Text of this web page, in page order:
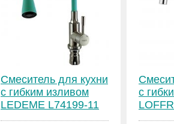
Смеситель для кухни
с гибким изливом
LEDEME L74199-11
с
11